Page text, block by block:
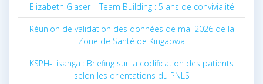
Elizabeth Glaser – Team Building : 5 ans de convivialité
Réunion de validation des données de mai 2026 de la
Zone de Santé de Kingabwa
KSPH-Lisanga : Briefing sur la codification des patients
selon les orientations du PNLS